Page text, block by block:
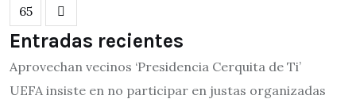
65
Entradas recientes
Aprovechan vecinos ‘Presidencia Cerquita de Ti’
UEFA insiste en no participar en justas organizadas